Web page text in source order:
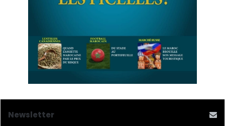
Newsletter